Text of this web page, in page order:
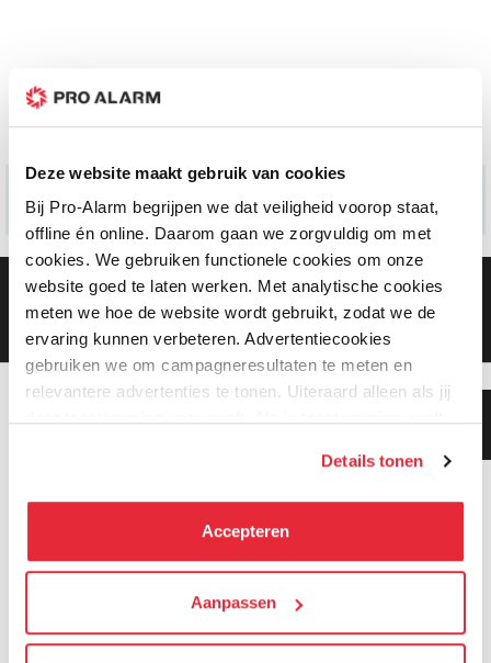
Deze website maakt gebruik van cookies
Bij Pro-Alarm begrijpen we dat veiligheid voorop staat,
offline én online. Daarom gaan we zorgvuldig om met
cookies. We gebruiken functionele cookies om onze
website goed te laten werken. Met analytische cookies
meten we hoe de website wordt gebruikt, zodat we de
ervaring kunnen verbeteren. Advertentiecookies
gebruiken we om campagneresultaten te meten en
relevantere advertenties te tonen. Uiteraard alleen als jij
kunnen deze gegevens combineren met informatie die zij
kunt alle cookies accepteren, alleen noodzakelijke
We werken samen met21 derden
die uw gegevens
kunnen ontvangen en verwerken.
Details tonen
Accepteren
Aanpassen
Gratis bezorging vanaf €99,-
Gratis retourneren binnen 90 dagen*
Klanten geven ons een 9.3 gemiddeld